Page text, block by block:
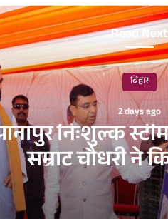
Read Next
बिहार
2 days ago
निःशुल्क
सम्राट चौधरी ने